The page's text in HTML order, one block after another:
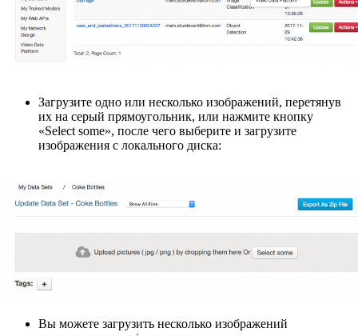
Загрузите одно или несколько изображений, перетянув
их на серый прямоугольник, или нажмите кнопку
«Select some», после чего выберите и загрузите
изображения с локального диска:
Вы можете загрузить несколько изображений